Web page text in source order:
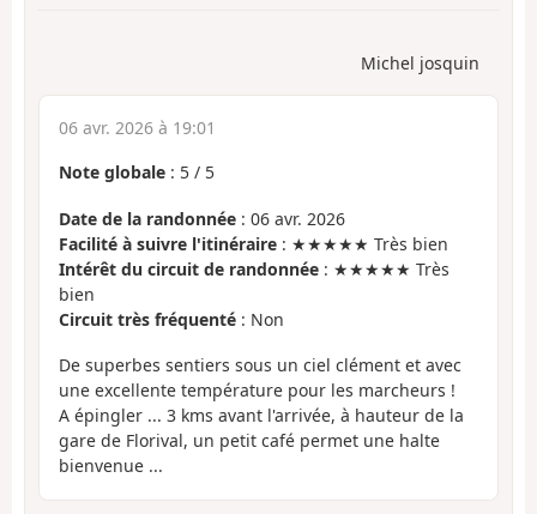
Michel josquin
06 avr. 2026 à 19:01
Note globale : 5 / 5
Date de la randonnée : 06 avr. 2026
Facilité à suivre l'itinéraire : ★★★★★ Très bien
Intérêt du circuit de randonnée : ★★★★★ Très
bien
Circuit très fréquenté : Non
De superbes sentiers sous un ciel clément et avec
une excellente température pour les marcheurs !
A épingler ... 3 kms avant l'arrivée, à hauteur de la
gare de Florival, un petit café permet une halte
bienvenue ...